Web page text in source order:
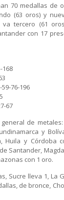
70 medallas de
(63 oros) y
tercero (61
con 17
168
76-196
67
de
y
Huila y Córdoba
Santander,
con 1 oro.
Sucre lleva 1, La
de bronce,